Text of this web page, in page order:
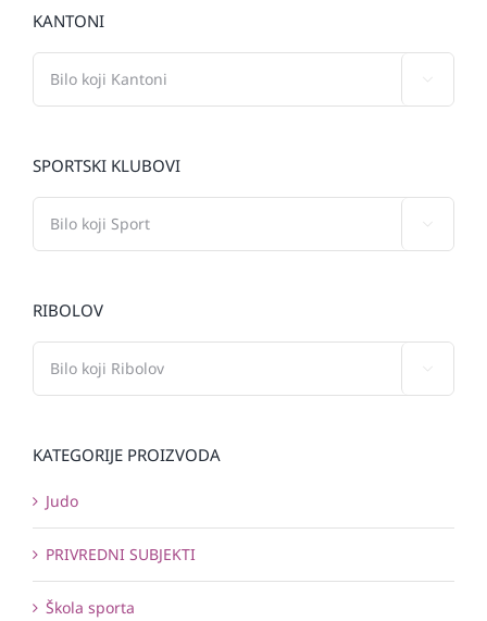
KANTONI
SPORTSKI KLUBOVI
RIBOLOV
KATEGORIJE PROIZVODA
Judo
PRIVREDNI SUBJEKTI
Škola sporta